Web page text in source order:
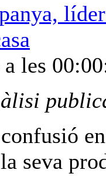
les
seva